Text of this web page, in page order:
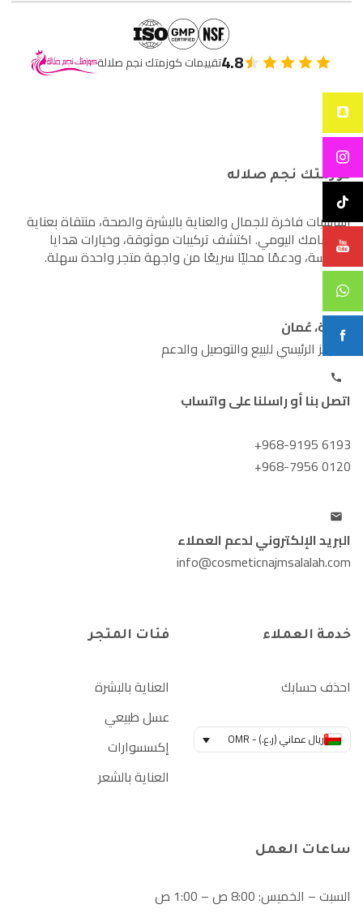
4.8تقييمات كوزمتك نجم صلالة
كوزمتك نجم صلاله
أساسيات فاخرة للجمال والعناية بالبشرة والصحة، منتقاة بعناية
لاهتمامك اليومي. اكتشف تركيبات موثوقة، وخيارات هدايا
مدروسة، ودعمًا محليًا سريعًا من واجهة متجر واحدة سهلة.
صلالة، عُمان
المركز الرئيسي للبيع والتوصيل والدعم
اتصل بنا أو راسلنا على واتساب
+968-9195 6193
+968-7956 0120
البريد الإلكتروني لدعم العملاء
info@cosmeticnajmsalalah.com
خدمة العملاء
احذف حسابك
ريال عماني (ر.ع.) - OMR
فئات المتجر
العناية بالبشرة
عسل طبيعي
إكسسوارات
العناية بالشعر
ساعات العمل
السبت – الخميس: 8:00 ص – 1:00 ص